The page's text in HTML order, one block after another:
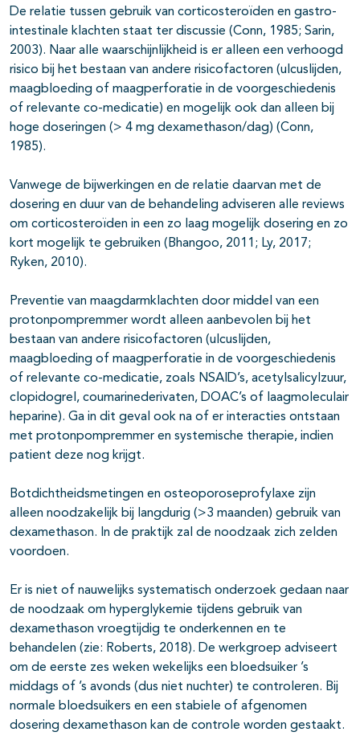
De relatie tussen gebruik van corticosteroïden en gastro-
intestinale klachten staat ter discussie (Conn, 1985; Sarin,
2003). Naar alle waarschijnlijkheid is er alleen een verhoogd
risico bij het bestaan van andere risicofactoren (ulcuslijden,
maagbloeding of maagperforatie in de voorgeschiedenis
of relevante co-medicatie) en mogelijk ook dan alleen bij
hoge doseringen (> 4 mg dexamethason/dag) (Conn,
1985).
Vanwege de bijwerkingen en de relatie daarvan met de
dosering en duur van de behandeling adviseren alle reviews
om corticosteroïden in een zo laag mogelijk dosering en zo
kort mogelijk te gebruiken (Bhangoo, 2011; Ly, 2017;
Ryken, 2010).
Preventie van maagdarmklachten door middel van een
protonpompremmer wordt alleen aanbevolen bij het
bestaan van andere risicofactoren (ulcuslijden,
maagbloeding of maagperforatie in de voorgeschiedenis
of relevante co-medicatie, zoals NSAID’s, acetylsalicylzuur,
clopidogrel, coumarinederivaten, DOAC’s of laagmoleculair
heparine). Ga in dit geval ook na of er interacties ontstaan
met protonpompremmer en systemische therapie, indien
patient deze nog krijgt.
Botdichtheidsmetingen en osteoporoseprofylaxe zijn
alleen noodzakelijk bij langdurig (>3 maanden) gebruik van
dexamethason. In de praktijk zal de noodzaak zich zelden
voordoen.
Er is niet of nauwelijks systematisch onderzoek gedaan naar
de noodzaak om hyperglykemie tijdens gebruik van
dexamethason vroegtijdig te onderkennen en te
behandelen (zie: Roberts, 2018). De werkgroep adviseert
om de eerste zes weken wekelijks een bloedsuiker ’s
middags of ’s avonds (dus niet nuchter) te controleren. Bij
normale bloedsuikers en een stabiele of afgenomen
dosering dexamethason kan de controle worden gestaakt.